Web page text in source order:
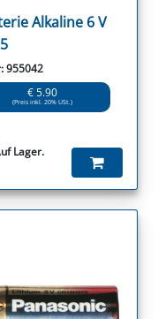
Alkaline 6 V
955042
€ 5.90
(Preis inkl. 20% USt.)
Lager.